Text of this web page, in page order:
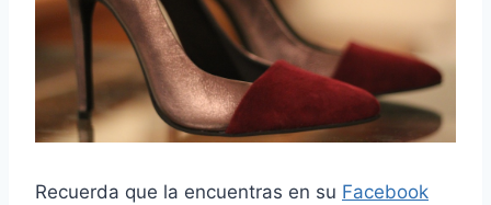
Recuerda que la encuentras en su Facebook